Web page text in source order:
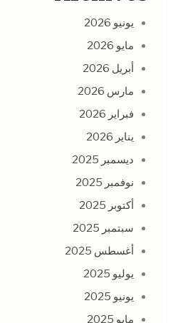
يونيو 2026
مايو 2026
أبريل 2026
مارس 2026
فبراير 2026
يناير 2026
ديسمبر 2025
نوفمبر 2025
أكتوبر 2025
سبتمبر 2025
أغسطس 2025
يوليو 2025
يونيو 2025
مايو 2025